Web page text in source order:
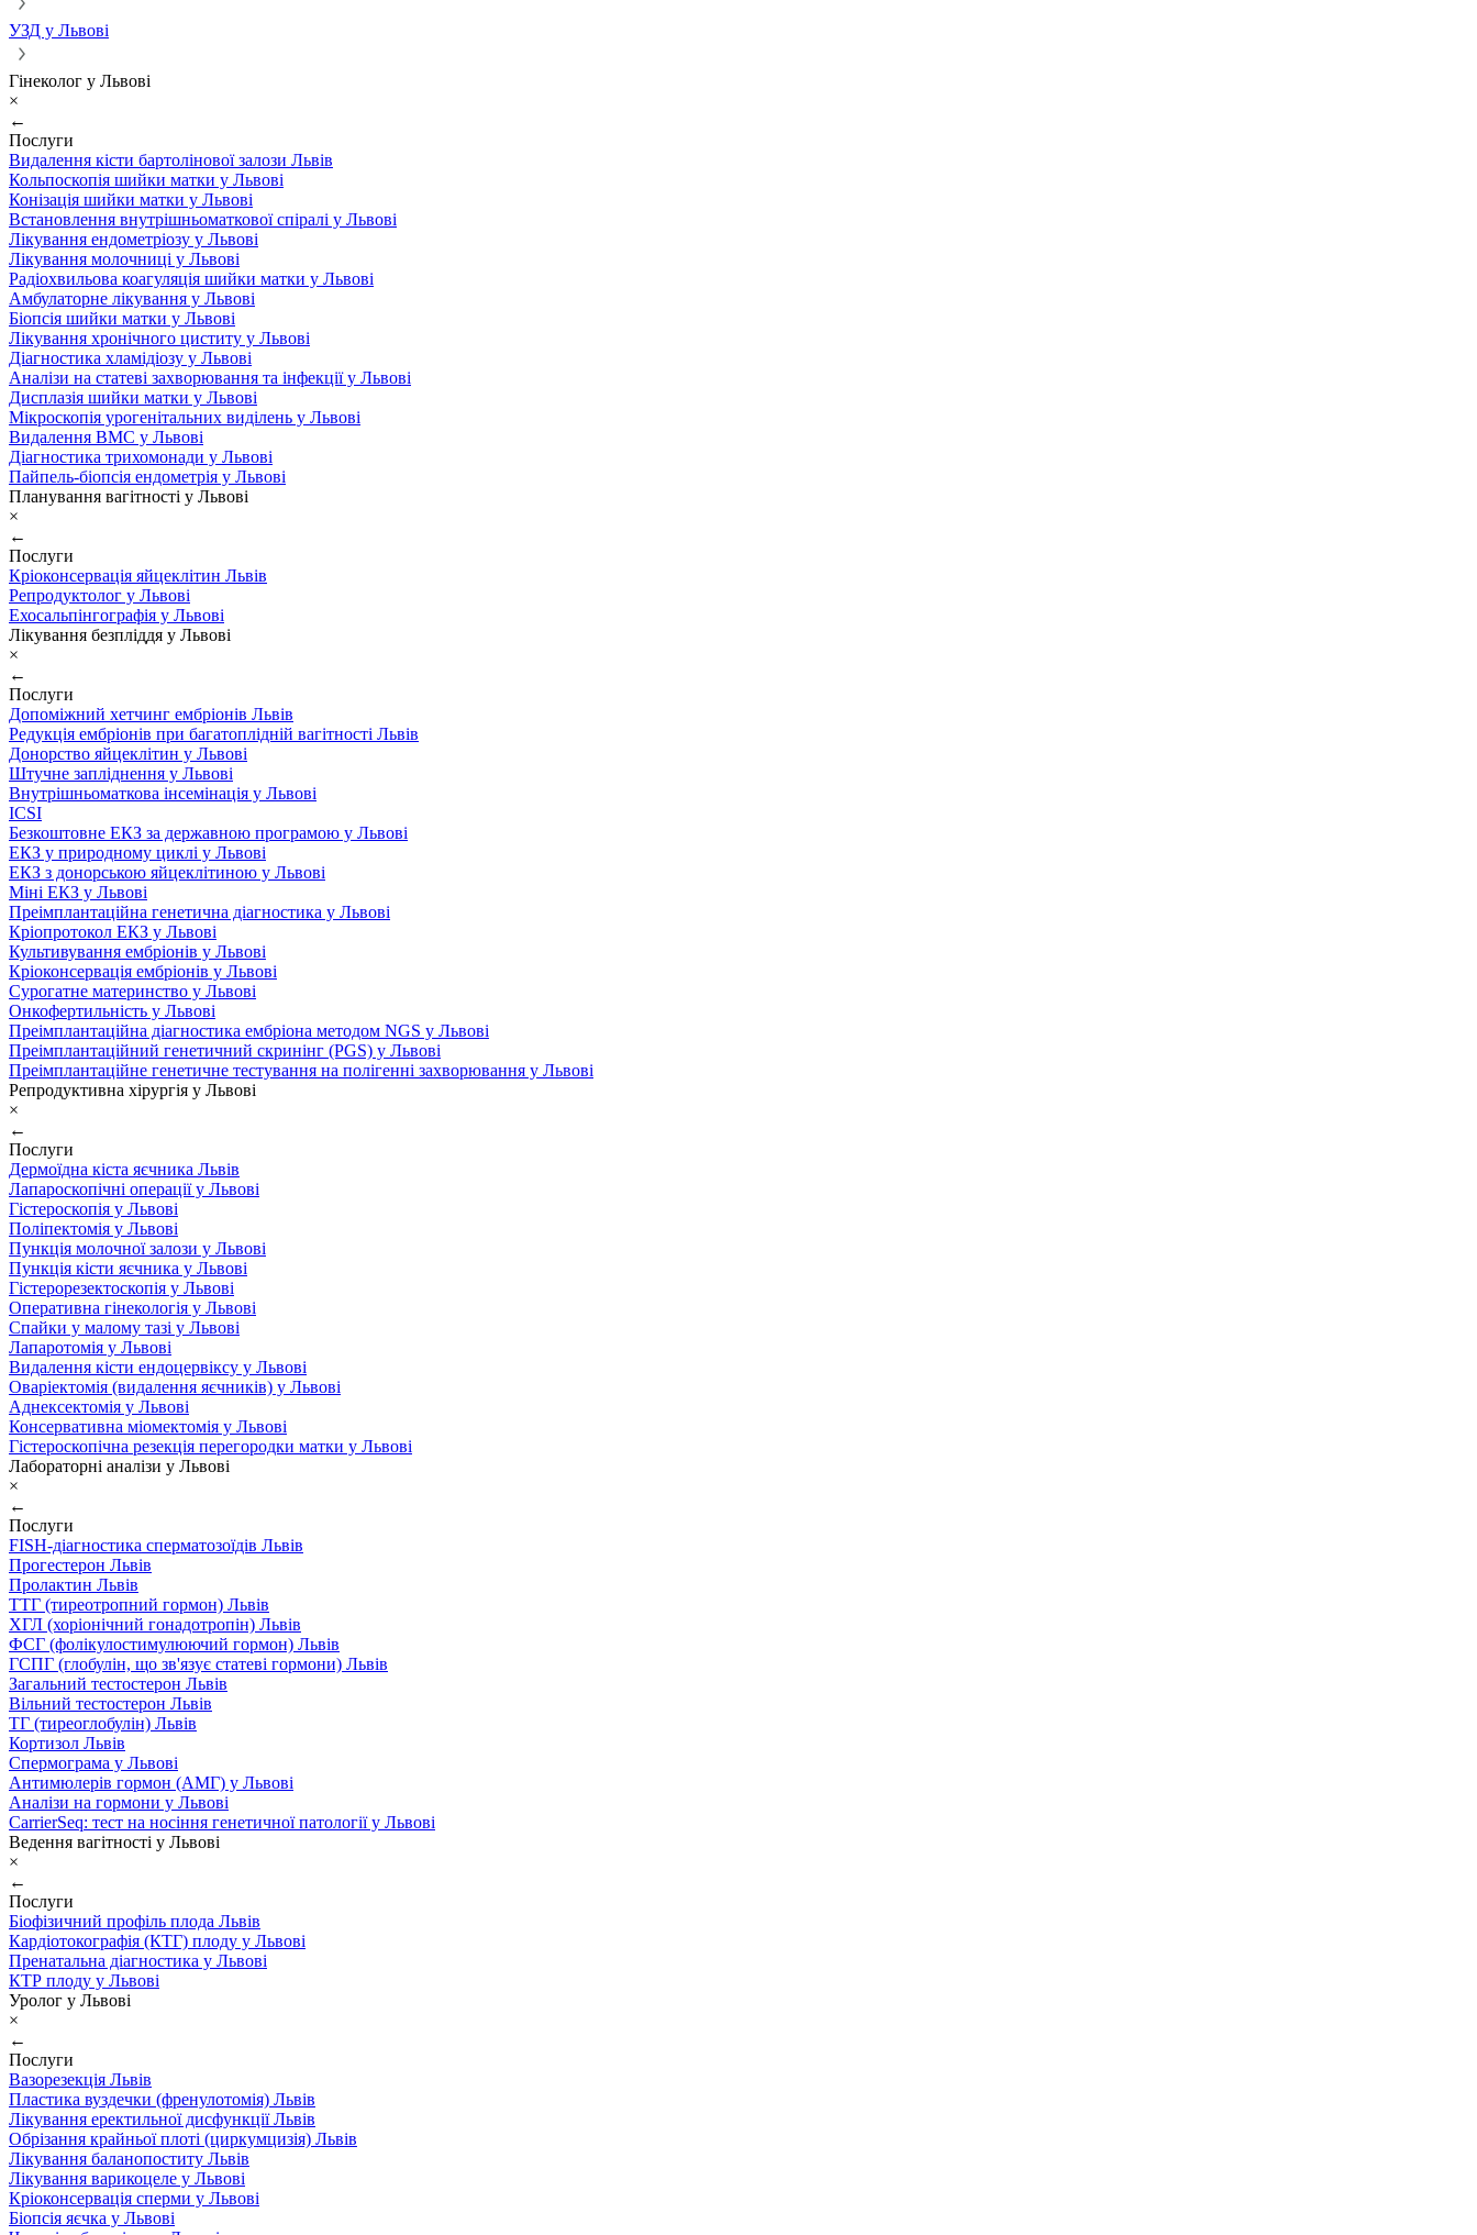
УЗД у Львові
Гінеколог у Львові
×
←
Послуги
Видалення кісти бартолінової залози Львів
Кольпоскопія шийки матки у Львові
Конізація шийки матки у Львові
Встановлення внутрішньоматкової спіралі у Львові
Лікування ендометріозу у Львові
Лікування молочниці у Львові
Радіохвильова коагуляція шийки матки у Львові
Амбулаторне лікування у Львові
Біопсія шийки матки у Львові
Лікування хронічного циститу у Львові
Діагностика хламідіозу у Львові
Аналізи на статеві захворювання та інфекції у Львові
Дисплазія шийки матки у Львові
Мікроскопія урогенітальних виділень у Львові
Видалення ВМС у Львові
Діагностика трихомонади у Львові
Пайпель-біопсія ендометрія у Львові
Планування вагітності у Львові
×
←
Послуги
Кріоконсервація яйцеклітин Львів
Репродуктолог у Львові
Ехосальпінгографія у Львові
Лікування безпліддя у Львові
×
←
Послуги
Допоміжний хетчинг ембріонів Львів
Редукція ембріонів при багатоплідній вагітності Львів
Донорство яйцеклітин у Львові
Штучне запліднення у Львові
Внутрішньоматкова інсемінація у Львові
ICSI
Безкоштовне ЕКЗ за державною програмою у Львові
ЕКЗ у природному циклі у Львові
ЕКЗ з донорською яйцеклітиною у Львові
Міні ЕКЗ у Львові
Преімплантаційна генетична діагностика у Львові
Кріопротокол ЕКЗ у Львові
Культивування ембріонів у Львові
Кріоконсервація ембріонів у Львові
Сурогатне материнство у Львові
Онкофертильність у Львові
Преімплантаційна діагностика ембріона методом NGS у Львові
Преімплантаційний генетичний скринінг (PGS) у Львові
Преімплантаційне генетичне тестування на полігенні захворювання у Львові
Репродуктивна хірургія у Львові
×
←
Послуги
Дермоїдна кіста яєчника Львів
Лапароскопічні операції у Львові
Гістероскопія у Львові
Поліпектомія у Львові
Пункція молочної залози у Львові
Пункція кісти яєчника у Львові
Гістерорезектоскопія у Львові
Оперативна гінекологія у Львові
Спайки у малому тазі у Львові
Лапаротомія у Львові
Видалення кісти ендоцервіксу у Львові
Оваріектомія (видалення яєчників) у Львові
Аднексектомія у Львові
Консервативна міомектомія у Львові
Гістероскопічна резекція перегородки матки у Львові
Лабораторні аналізи у Львові
×
←
Послуги
FISH-діагностика сперматозоїдів Львів
Прогестерон Львів
Пролактин Львів
ТТГ (тиреотропний гормон) Львів
ХГЛ (хоріонічний гонадотропін) Львів
ФСГ (фолікулостимулюючий гормон) Львів
ГСПГ (глобулін, що зв'язує статеві гормони) Львів
Загальний тестостерон Львів
Вільний тестостерон Львів
ТГ (тиреоглобулін) Львів
Кортизол Львів
Спермограма у Львові
Антимюлерів гормон (АМГ) у Львові
Аналізи на гормони у Львові
CarrierSeq: тест на носіння генетичної патології у Львові
Ведення вагітності у Львові
×
←
Послуги
Біофізичний профіль плода Львів
Кардіотокографія (КТГ) плоду у Львові
Пренатальна діагностика у Львові
КТР плоду у Львові
Уролог у Львові
×
←
Послуги
Вазорезекція Львів
Пластика вуздечки (френулотомія) Львів
Лікування еректильної дисфункції Львів
Обрізання крайньої плоті (циркумцизія) Львів
Лікування баланопоститу Львів
Лікування варикоцеле у Львові
Кріоконсервація сперми у Львові
Біопсія яєчка у Львові